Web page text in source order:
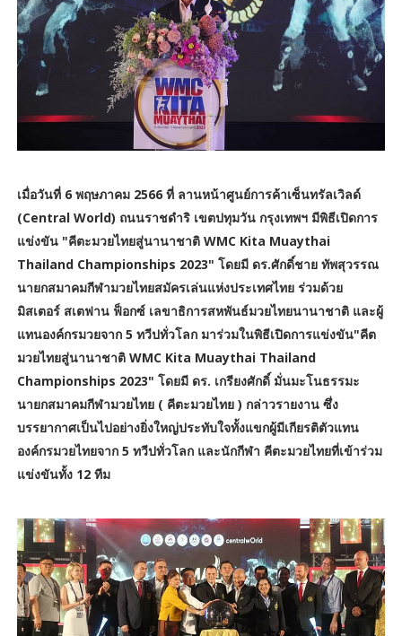
เมื่อวันที่ 6 พฤษภาคม 2566 ที่ ลานหน้าศูนย์การค้าเซ็นทรัลเวิลด์
(Central World) ถนนราชดำริ เขตปทุมวัน กรุงเทพฯ มีพิธีเปิดการ
แข่งขัน "คีตะมวยไทยสู่นานาชาติ WMC Kita Muaythai
Thailand Championships 2023" โดยมี ดร.ศักดิ์ชาย ทัพสุวรรณ
นายกสมาคมกีฬามวยไทยสมัครเล่นแห่งประเทศไทย ร่วมด้วย
มิสเตอร์ สเตฟาน ฟ็อกซ์ เลขาธิการสหพันธ์มวยไทยนานาชาติ และผู้
แทนองค์กรมวยจาก 5 ทวีปทั่วโลก มาร่วมในพิธีเปิดการแข่งขัน"คีต
มวยไทยสู่นานาชาติ WMC Kita Muaythai Thailand
Championships 2023" โดยมี ดร. เกรียงศักดิ์ มั่นมะโนธรรมะ
นายกสมาคมกีฬามวยไทย ( คีตะมวยไทย ) กล่าวรายงาน ซึ่ง
บรรยากาศเป็นไปอย่างยิ่งใหญ่ประทับใจทั้งแขกผู้มีเกียรติตัวแทน
องค์กรมวยไทยจาก 5 ทวีปทั่วโลก และนักกีฬา คีตะมวยไทยที่เข้าร่วม
แข่งขันทั้ง 12 ทีม